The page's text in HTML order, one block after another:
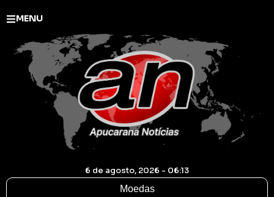
MENU
6 de agosto, 2026 - 06:13
Moedas